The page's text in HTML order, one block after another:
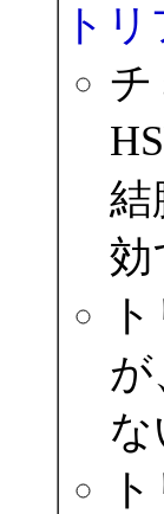
ト
チ
結
効
が